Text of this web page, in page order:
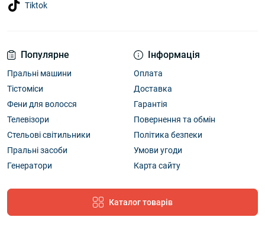
Популярне
Пральні машини
Тістоміси
Фени для волосся
Телевізори
Стельові світильники
Пральні засоби
Генератори
Інформація
Оплата
Доставка
Гарантія
Повернення та обмін
Політика безпеки
Умови угоди
Карта сайту
Каталог товарів
Tiktok